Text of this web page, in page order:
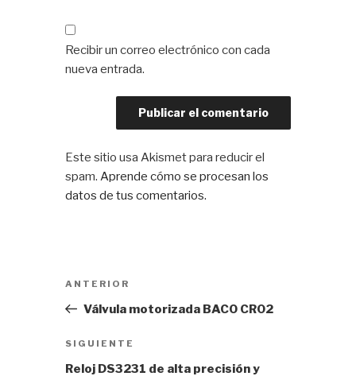
Recibir un correo electrónico con cada
nueva entrada.
Este sitio usa Akismet para reducir el
spam. Aprende cómo se procesan los
datos de tus comentarios.
entradas
Entrada
anterior:
ANTERIOR
Válvula motorizada BACO CR02
Siguiente
entrada
SIGUIENTE
Reloj DS3231 de alta precisión y